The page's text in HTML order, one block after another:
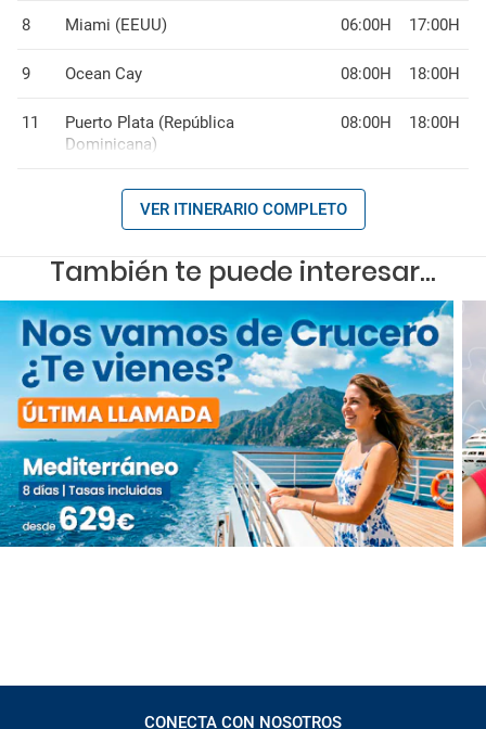
8 Miami (EEUU) 06:00H 17:00H
9 Ocean Cay 08:00H 18:00H
11
Puerto Plata (República
Dominicana)
08:00H 18:00H
VER ITINERARIO COMPLETO
También te puede interesar...
CONECTA CON NOSOTROS